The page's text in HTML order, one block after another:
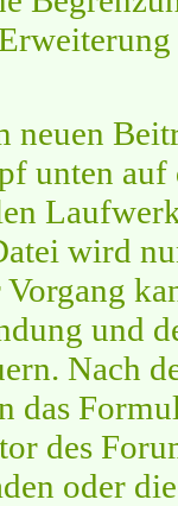
neuen
unten
wird
und
Nach
das
des
oder